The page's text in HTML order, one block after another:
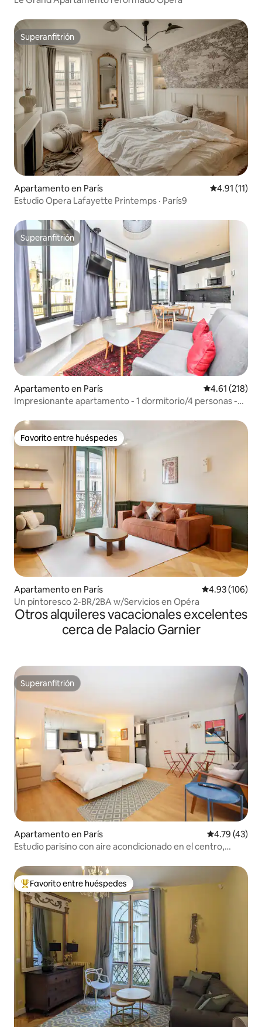
Superanfitrión
Superanfitrión
Apartamento en París Calificación
4.91 (11)
Estudio Opera Lafayette Printemps · París9
Superanfitrión
Superanfitrión
Apartamento en París Calificación
4.61 (218)
Impresionante apartamento - 1 dormitorio/4 personas -
Favorito entre huéspedes
Favorito entre huéspedes
Apartamento en París Calificación
4.93 (106)
Un pintoresco 2-BR/2BA w/Servicios en Opéra
Otros alquileres vacacionales excelentes
cerca de Palacio Garnier
Superanfitrión
Superanfitrión
Apartamento en París Calificación
4.79 (43)
Estudio parisino con aire acondicionado en el centro,
Favorito entre huéspedes preferido
Favorito entre huéspedes